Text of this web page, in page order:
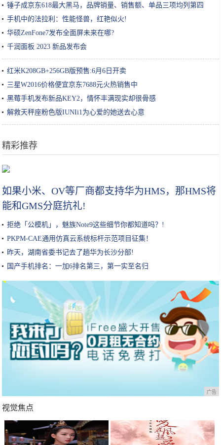
锤子成京东618最大黑马，品牌销量、销售额、单品三项均列第四
手机中的法拉利：性能怪兽，红艳似火!
华硕ZenFone7发布全面屏未来在哪?
千润面板 2023 新品发布会
红米K208GB+256GB版预售:6月6日开卖
三星W2016价格便宜京东7688元火热销售中
黑莓手机发布新品KEY2，情怀丰满现实却很骨感
解救天秤座粉色版IUNIi1为心爱的她送去心意
精彩推荐
如果小米、OV等厂商都支持华为HMS，那HMS将
能和GMS分庭抗礼!
拒绝「公模机」，魅族Note9这些细节你都知道吗？!
PKPM-CAE通用仿真云系统标杆示范项目征集！
昨天，湖南省委书记去了趟华为长沙分部!
国产手机排名：一加6排名第三，第一实至名归
广告
视觉焦点